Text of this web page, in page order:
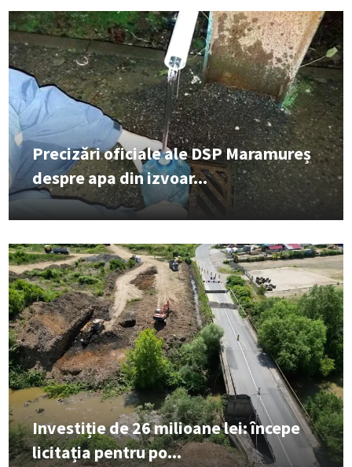
Precizări oficiale ale DSP Maramureș
despre apa din izvoar...
Investiție de 26 milioane lei: începe
licitația pentru po...